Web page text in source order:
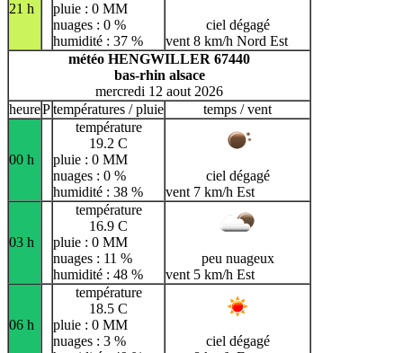
21 h
pluie : 0 MM
nuages : 0 %
humidité : 37 %
ciel dégagé
vent 8 km/h Nord Est
météo HENGWILLER 67440
bas-rhin alsace
mercredi 12 aout 2026
heurePtempératures / pluie temps / vent
00 h
température
19.2 C
pluie : 0 MM
nuages : 0 %
humidité : 38 %
ciel dégagé
vent 7 km/h Est
03 h
température
16.9 C
pluie : 0 MM
nuages : 11 %
humidité : 48 %
peu nuageux
vent 5 km/h Est
06 h
température
18.5 C
pluie : 0 MM
nuages : 3 %
ciel dégagé